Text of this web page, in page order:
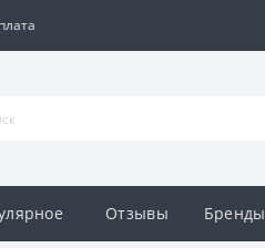
Отзывы Бренды